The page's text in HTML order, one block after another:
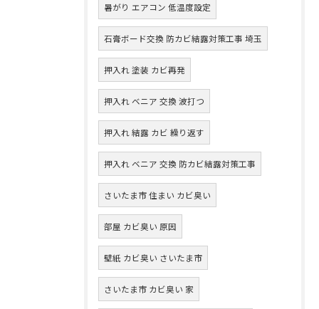
暑がり エアコン 低温度設定
石膏ボード交換 防カビ結露対策工事 埼玉
押入れ 塗装 カビ再発
押入れ ベニア 交換 波打つ
押入れ 結露 カビ 繰り返す
押入れ ベニア 交換 防カビ結露対策工事
さいたま市 住まい カビ臭い
部屋 カビ臭い 原因
壁紙 カビ臭い さいたま市
さいたま市 カビ臭い 家